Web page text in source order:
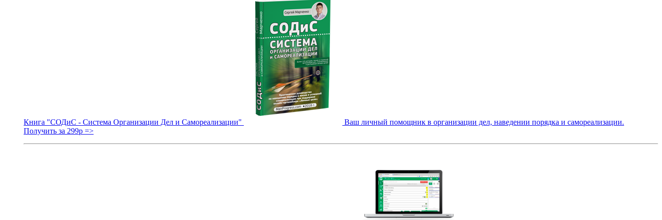
Книга "СОДиС - Система Организации Дел и Самореализации"
Ваш личный помощник в организации дел, наведении порядка и самореализации.
Получить за 299р =>